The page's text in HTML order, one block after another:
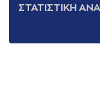
ΣΤΑΤΙΣΤΙΚΗ